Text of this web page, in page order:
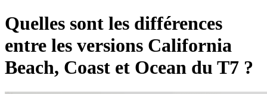
Quelles sont les différences
entre les versions California
Beach, Coast et Ocean du T7 ?